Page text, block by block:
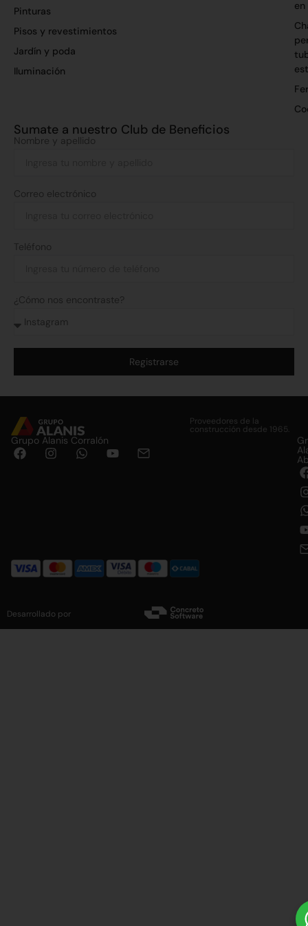
Pinturas
Pisos y revestimientos
Jardín y poda
Iluminación
en
Sumate a nuestro Club de Beneficios
Nombre y apellido
Correo electrónico
Teléfono
¿Cómo nos encontraste?
Registrarse
Proveedores de la
construcción desde 1965.
Grupo Alanis Corralón
Desarrollado por